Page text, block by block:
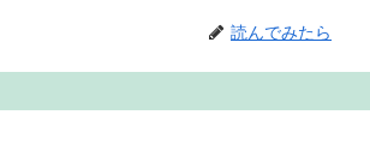
読んでみたら